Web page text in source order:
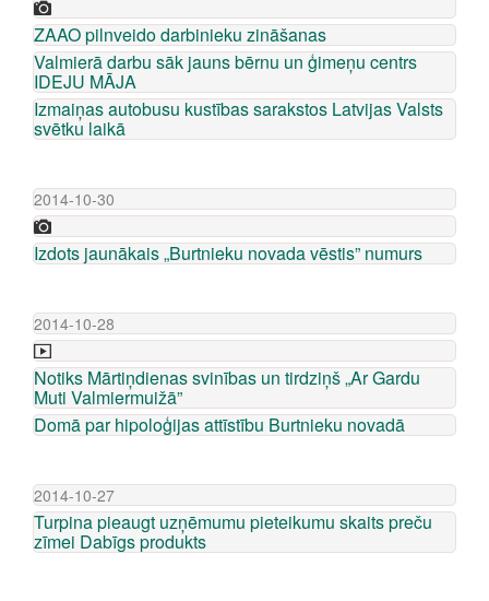
ZAAO pilnveido darbinieku zināšanas
Valmierā darbu sāk jauns bērnu un ģimeņu centrs
IDEJU MĀJA
Izmaiņas autobusu kustības sarakstos Latvijas Valsts
svētku laikā
2014-10-30
Izdots jaunākais „Burtnieku novada vēstis” numurs
2014-10-28
Notiks Mārtiņdienas svinības un tirdziņš „Ar Gardu
Muti Valmiermuižā”
Domā par hipoloģijas attīstību Burtnieku novadā
2014-10-27
Turpina pieaugt uzņēmumu pieteikumu skaits preču
zīmei Dabīgs produkts